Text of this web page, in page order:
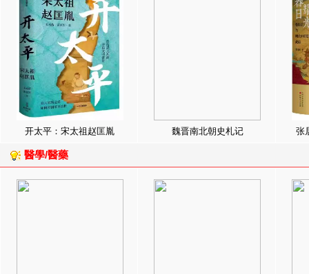
开太平：宋太祖赵匡胤 魏晋南北朝史札记 张
醫學/醫藥